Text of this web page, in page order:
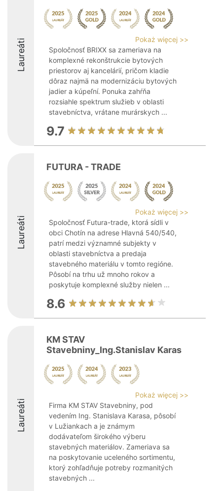
Laureáti
Pokaż więcej >>
Spoločnosť BRIXX sa zameriava na
komplexné rekonštrukcie bytových
priestorov aj kancelárií, pričom kladie
dôraz najmä na modernizáciu bytových
jadier a kúpeľní. Ponuka zahŕňa
rozsiahle spektrum služieb v oblasti
stavebníctva, vrátane murárskych ...
9.7
Laureáti
FUTURA - TRADE
Pokaż więcej >>
Spoločnosť Futura-trade, ktorá sídli v
obci Chotín na adrese Hlavná 540/540,
patrí medzi významné subjekty v
oblasti stavebníctva a predaja
stavebného materiálu v tomto regióne.
Pôsobí na trhu už mnoho rokov a
poskytuje komplexné služby nielen ...
8.6
Laureáti
KM STAV
Stavebniny_Ing.Stanislav Karas
Pokaż więcej >>
Firma KM STAV Stavebniny, pod
vedením Ing. Stanislava Karasa, pôsobí
v Lužiankach a je známym
dodávateľom širokého výberu
stavebných materiálov. Zameriava sa
na poskytovanie uceleného sortimentu,
ktorý zohľadňuje potreby rozmanitých
stavebných ...